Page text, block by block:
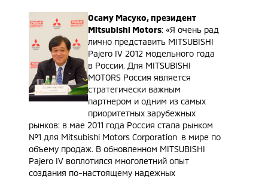
Осаму Масуко, президент
Mitsubishi Motors: «Я очень рад
лично представить MITSUBISHI
Pajero IV 2012 модельного года
в России. Для MITSUBISHI
MOTORS Россия является
стратегически важным
партнером и одним из самых
приоритетных зарубежных
рынков: в мае 2011 года Россия стала рынком
№1 для Mitsubishi Motors Corporation в мире по
объему продаж. В обновленном MITSUBISHI
Pajero IV воплотился многолетний опыт
создания по-настоящему надежных